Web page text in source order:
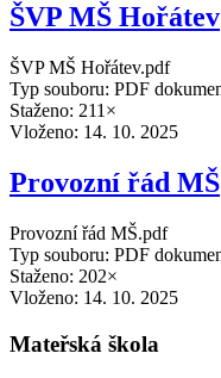
ŠVP MŠ Hořátev
ŠVP MŠ Hořátev.pdf
Typ souboru: PDF
Staženo: 211×
Vloženo: 14. 10. 2025
Provozní řád MŠ
Provozní řád MŠ.pdf
Typ souboru: PDF
Staženo: 202×
Vloženo: 14. 10. 2025
Mateřská škola